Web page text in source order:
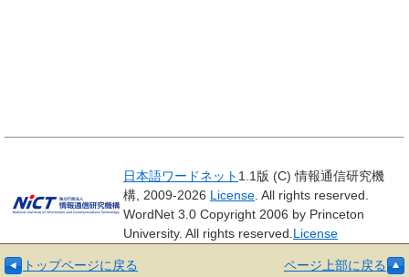
日本語ワードネット 1.1版 (C) 情報通信研究機
構, 2009-2026 License . All rights reserved.
WordNet 3.0 Copyright 2006 by Princeton
University. All rights reserved. License
トップページに戻る ページ上部に戻る